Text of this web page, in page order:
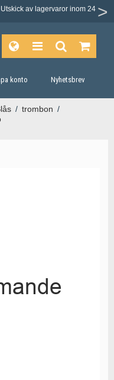
Utskick av lagervaror inom 24
konto Nyhetsbrev
/ trombon /